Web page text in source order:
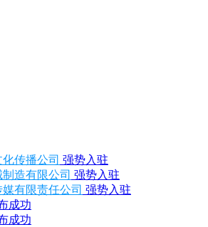
传播公司 强势入驻
造有限公司 强势入驻
有限责任公司 强势入驻
成功
成功